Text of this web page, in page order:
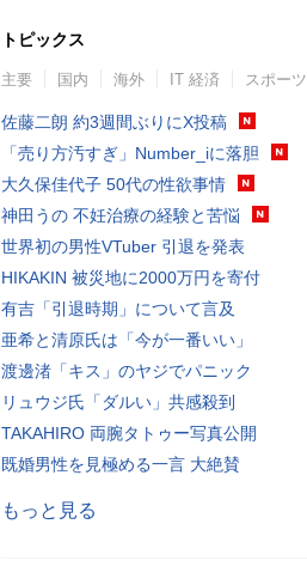
トピックス
主要 国内 海外 IT 経済 スポーツ
佐藤二朗 約3週間ぶりにX投稿
「売り方汚すぎ」Number_iに落胆
大久保佳代子 50代の性欲事情
神田うの 不妊治療の経験と苦悩
世界初の男性VTuber 引退を発表
HIKAKIN 被災地に2000万円を寄付
有吉「引退時期」について言及
亜希と清原氏は「今が一番いい」
渡邊渚「キス」のヤジでパニック
リュウジ氏「ダルい」共感殺到
TAKAHIRO 両腕タトゥー写真公開
既婚男性を見極める一言 大絶賛
もっと見る